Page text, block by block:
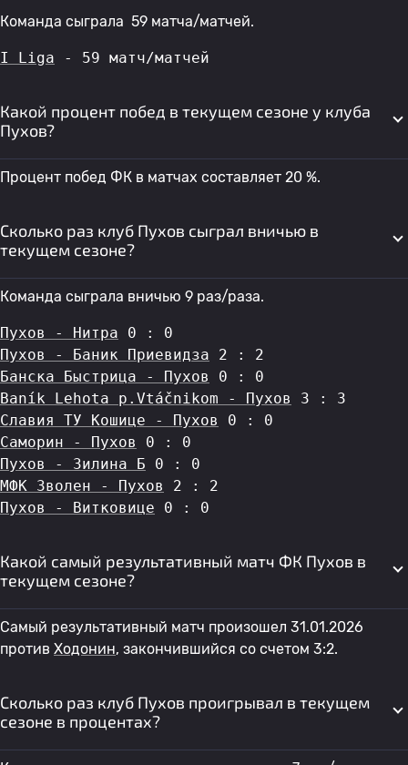
Команда сыграла 59 матча/матчей.
I Liga - 59 матч/матчей
Какой процент побед в текущем сезоне у клуба
Пухов?
Процент побед ФК в матчах составляет 20 %.
Сколько раз клуб Пухов сыграл вничью в
текущем сезоне?
Команда сыграла вничью 9 раз/раза.
Пухов - Нитра 0 : 0
Пухов - Баник Приевидза 2 : 2
Банска Быстрица - Пухов
0 : 0
Baník Lehota p.Vtáčnikom - Пухов
3 : 3
Славия ТУ Кошице - Пухов
0 : 0
Саморин - Пухов
0 : 0
Пухов - Зилина Б 0 : 0
МФК Зволен - Пухов
2 : 2
Пухов - Витковице 0 : 0
Какой самый результативный матч ФК Пухов в
текущем сезоне?
Самый результативный матч произошел 31.01.2026
против Ходонин, закончившийся со счетом 3:2.
Сколько раз клуб Пухов проигрывал в текущем
сезоне в процентах?